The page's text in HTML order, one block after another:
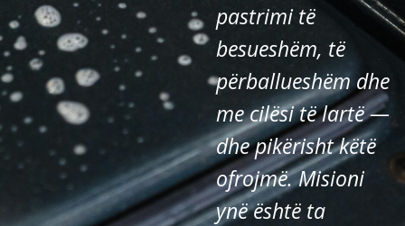
pastrimi të
besueshëm, të
përballueshëm dhe
me cilësi të lartë —
dhe pikërisht këtë
ofrojmë. Misioni
ynë është ta